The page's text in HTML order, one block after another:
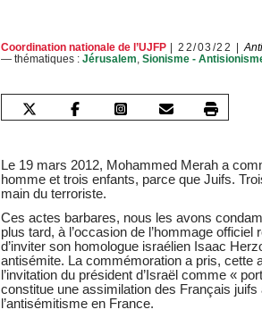
Coordination nationale de l’UJFP 22/03/22
— thématiques : Jérusalem Sionisme -
Le 19 mars 2012, Mohammed Merah a
homme et trois enfants, parce que Juifs.
main du terroriste.
Ces actes barbares, nous les avons
plus tard, à l’occasion de l’hommage
d’inviter son homologue israélien Isaac
antisémite. La commémoration a pris, cette
l’invitation du président d’Israël comme «
constitue une assimilation des Français juifs
l’antisémitisme en France.